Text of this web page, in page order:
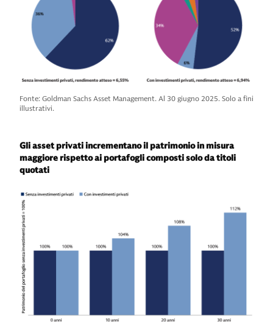
Fonte: Goldman Sachs Asset Management. Al 30 giugno 2025. Solo a fini
illustrativi.
Gli asset privati incrementano il patrimonio in misura
maggiore rispetto ai portafogli composti solo da titoli
quotati